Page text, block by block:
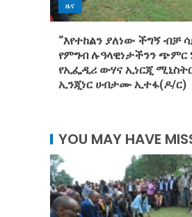
ዜና
“እየተከልን ያለነው ችግኝ ብቻ
የምግብ ሉዓላዊነታችንን ጭምር
የኢፌዲሪ ውሃና ኢነርጂ
ኢንጂነር ሀብታሙ ኢተፋ(ዶ/ር)
YOU MAY HAVE